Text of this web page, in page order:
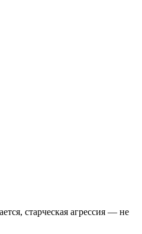
старческая агрессия — не